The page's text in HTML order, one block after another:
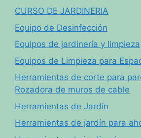
CURSO DE JARDINERIA
Equipo de Desinfección
Equipos de jardinería y limpieza
Equipos de Limpieza para
Herramientas de corte para
Rozadora de muros de cable
Herramientas de Jardín
Herramientas de jardín para